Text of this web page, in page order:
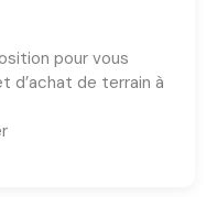
pour vous
d’achat de terrain à